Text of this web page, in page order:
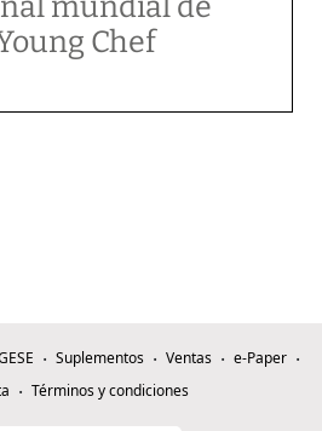
mundial de
Chef
Suplementos Ventas
e-Paper
Términos y condiciones